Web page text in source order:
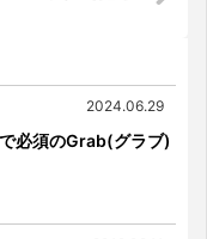
2024.06.29
必須のGrab(グラブ)